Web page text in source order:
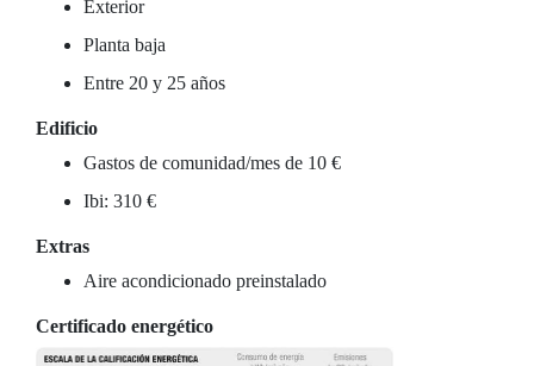
Exterior
Planta baja
Entre 20 y 25 años
Edificio
Gastos de comunidad/mes de 10 €
Ibi: 310 €
Extras
Aire acondicionado preinstalado
Certificado energético